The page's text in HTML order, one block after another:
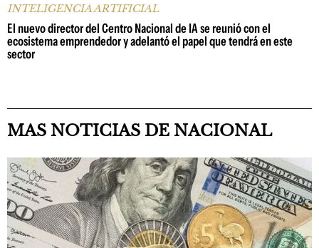
INTELIGENCIA ARTIFICIAL
El nuevo director del Centro Nacional de IA se reunió con el
ecosistema emprendedor y adelantó el papel que tendrá en este
sector
MAS NOTICIAS DE NACIONAL